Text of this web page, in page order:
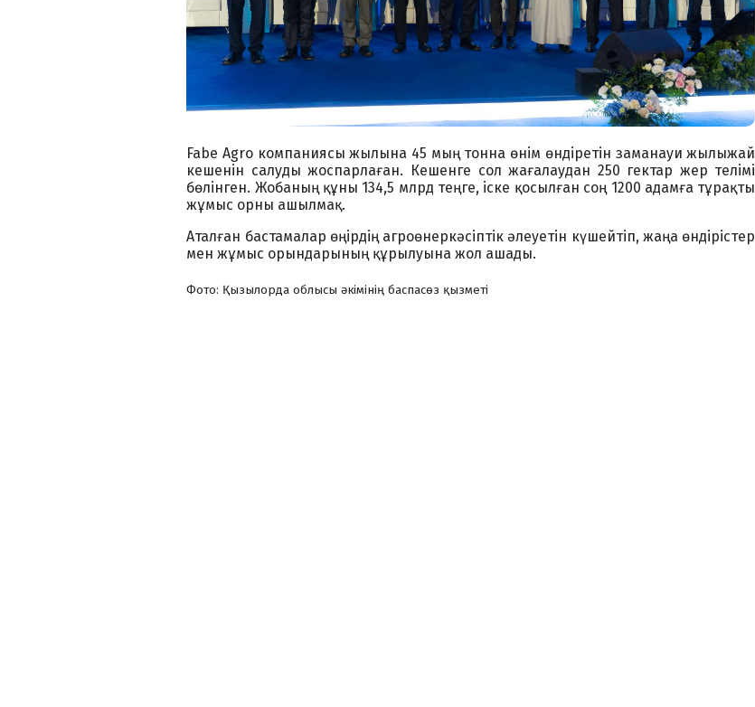
Fabe Agro компаниясы жылына 45 мың тонна өнім өндіретін заманауи жылыжай
кешенін салуды жоспарлаған. Кешенге сол жағалаудан 250 гектар жер телімі
бөлінген. Жобаның құны 134,5 млрд теңге, іске қосылған соң 1200 адамға тұрақты
жұмыс орны ашылмақ.
Аталған бастамалар өңірдің агроөнеркәсіптік әлеуетін күшейтіп, жаңа өндірістер
мен жұмыс орындарының құрылуына жол ашады.
Фото: Қызылорда облысы әкімінің баспасөз қызметі